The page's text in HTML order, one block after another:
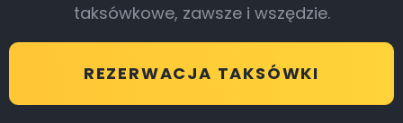
taksówkowe, zawsze i wszędzie.
REZERWACJA TAKSÓWKI